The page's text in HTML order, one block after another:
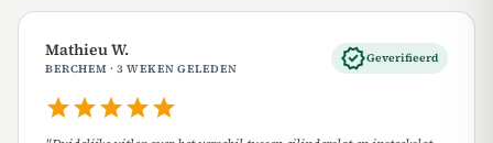
Mathieu W.
BERCHEM · 3 WEKEN GELEDEN verifiedGeverifieerd
starstarstarstarstar